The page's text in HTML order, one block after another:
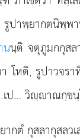
ปาพฺยากตนิพฺพ
นนฺติ จตุภูมกกุส
โหติ, รูปาวจร
เป… วิฺาณกฺข
ากตํ กุสลากุสล